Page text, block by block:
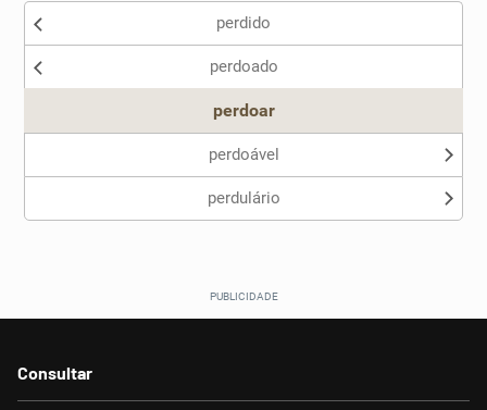
Nenhum dos sinônimos apresentados me ajudou
perdido
perdoado
perdoar
perdoável
perdulário
Consultar